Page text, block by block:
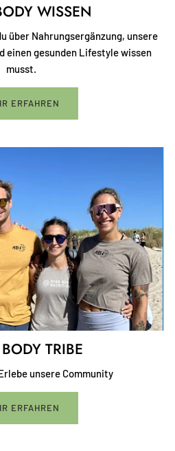
WISSEN
über Nahrungsergänzung, unsere
einen gesunden Lifestyle wissen
musst.
ERFAHREN
TRIBE
unsere Community
ERFAHREN